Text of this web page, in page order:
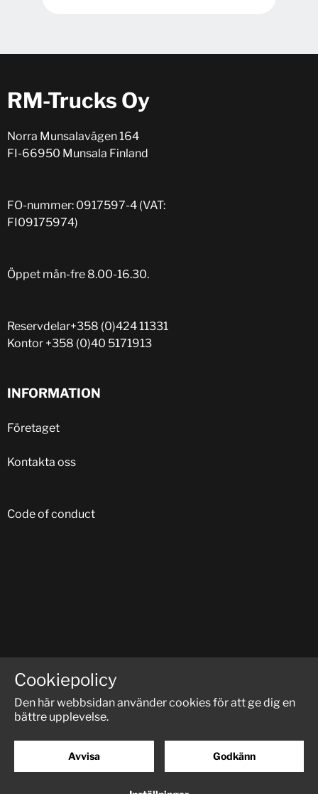
RM-Trucks Oy
Norra Munsalavägen 164
FI-66950 Munsala Finland
FO-nummer: 0917597-4 (VAT:
FI09175974)
Öppet mån-fre 8.00-16.30.
Reservdelar+358 (0)424 11331
Kontor +358 (0)40 5171913
INFORMATION
Företaget
Kontakta oss
Code of conduct
Powered byCreamarketing WebAdmin 5
Cookiepolicy
Den här webbsidan använder cookies för att ge dig en
bättre upplevelse.
Avvisa Godkänn